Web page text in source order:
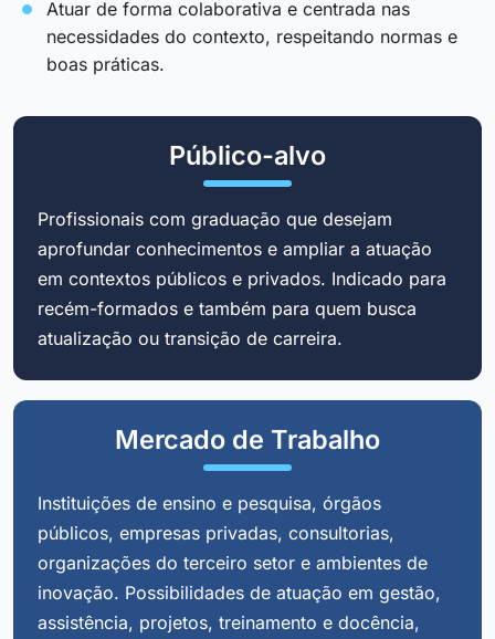
Atuar de forma colaborativa e centrada nas
necessidades do contexto, respeitando normas e
boas práticas.
Público-alvo
Profissionais com graduação que desejam
aprofundar conhecimentos e ampliar a atuação
em contextos públicos e privados. Indicado para
recém-formados e também para quem busca
atualização ou transição de carreira.
Mercado de Trabalho
Instituições de ensino e pesquisa, órgãos
públicos, empresas privadas, consultorias,
organizações do terceiro setor e ambientes de
inovação. Possibilidades de atuação em gestão,
assistência, projetos, treinamento e docência,